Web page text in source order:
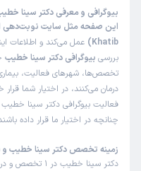
بیوگرافی و معرفی دکتر سینا
Khatib)
عمل می‌کند و اطلاعات
بررسی بیوگرافی دکتر سینا خطیب
تخصص‌ها، شهرهای فعالیت،
درمان می‌کنند، در اختیار شما
فعالیت بیوگرافی دکتر سینا
چنانچه در اختیار ما قرار داده
زمینه تخصص دکتر سینا خطیب
دکتر سینا خطیب در 1 تخصص و در 1 شهر فعالیت دارند: